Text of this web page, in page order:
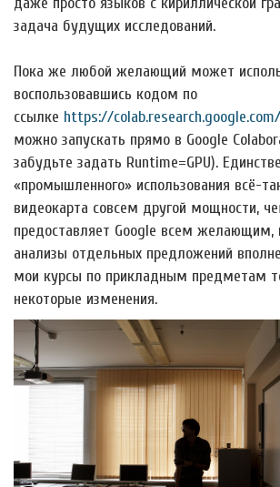
задача будущих исследований.
Пока же любой желающий может
воспользовавшись кодом по
ссылке https://
можно запускать прямо в Google
забудьте задать Runtime=GPU).
«промышленного» использования всё-
видеокарта совсем другой мощности,
предоставляет Google всем желающим,
анализы отдельных предложений
мои курсы по прикладным предметам
некоторые изменения.